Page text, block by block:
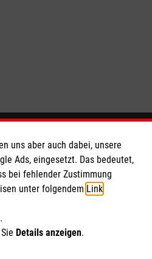
uns
uns aber auch dabei, unsere
Ads, eingesetzt. Das bedeutet,
bei fehlender Zustimmung
unter folgendem Link
Details anzeigen.